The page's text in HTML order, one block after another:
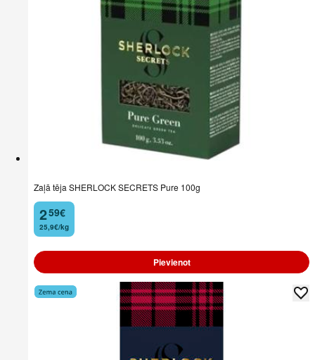
Zaļā tēja SHERLOCK SECRETS Pure 100g
2
. 59€
25,9€/kg
Pievienot